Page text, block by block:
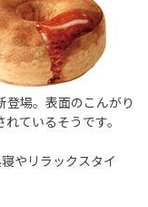
登場。表面のこんがり
ているそうです。
やリラックスタイ